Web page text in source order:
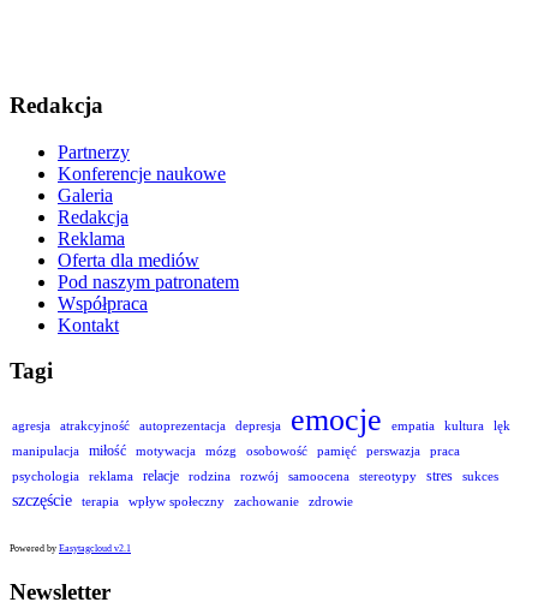
Redakcja
Partnerzy
Konferencje naukowe
Galeria
Redakcja
Reklama
Oferta dla mediów
Pod naszym patronatem
Współpraca
Kontakt
Tagi
agresja atrakcyjność autoprezentacja depresja emocje empatia kultura
lęk
manipulacja
miłość motywacja mózg osobowość pamięć perswazja
praca
psychologia
reklama relacje rodzina rozwój samoocena stereotypy stres sukces
szczęście terapia wpływ społeczny zachowanie zdrowie
Powered by Easytagcloud v2.1
Newsletter